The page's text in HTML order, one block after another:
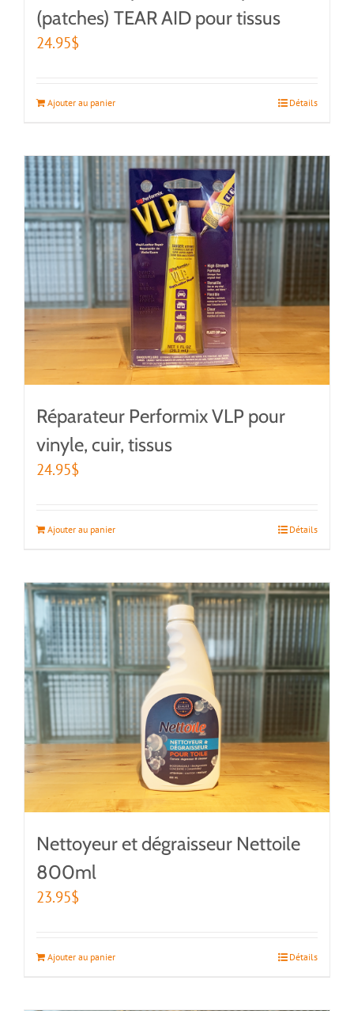
(patches) TEAR AID pour tissus
24.95$
Ajouter au panier Détails
Réparateur Performix VLP pour
vinyle, cuir, tissus
24.95$
Ajouter au panier Détails
Nettoyeur et dégraisseur Nettoile
800ml
23.95$
Ajouter au panier Détails